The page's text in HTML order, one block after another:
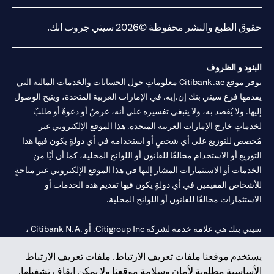
المذكورة في هذا البيان والتي تحتاج إلى معرفتها، يرجى زيارةهنا
يستخدم موقعنا ملفات تعريف الارتباط. ملفات تعريف الارتباط
الأساسية مطلوبة لأمان وسلامة موقعنا ولا يمكن إيقاف تشغيلها.
حقوق الطبع والنشر محفوظة ©2026 سيتي جروب انك.
البنود و الظروف
يوفر موقع Citibank.ae معلوماتٍ حول الحسابات والخدمات المالية التي
يقدمها فرع سيتي بنك إن.إيه. في الإمارات العربية المتحدة، ويتيح الوصول
إليها. ولا يُقصد به، ولا ينبغي تفسيره على أنه، عرضٌ أو دعوةٌ أو طلبٌ
لخدماتٍ خارج الإمارات العربية المتحدة. هذا الموقع الإلكتروني غير
مُخصص للتوزيع على أي شخصٍ أو استخدامه في أي دولةٍ يكون فيها هذا
التوزيع أو الاستخدام مخالفًا للقانون أو اللوائح المحلية، كما أن أيًا من
الخدمات أو الاستثمارات المشار إليها في هذا الموقع الإلكتروني غير متاحةٍ
للأشخاص المقيمين في أي دولةٍ يكون فيها تقديم هذه الخدمات أو
الاستثمارات مخالفًا للقانون أو اللوائح المحلية.
سيتي بنك هي علامة خدمة لشركة Citigroup Inc. أو .Citibank N.A ،